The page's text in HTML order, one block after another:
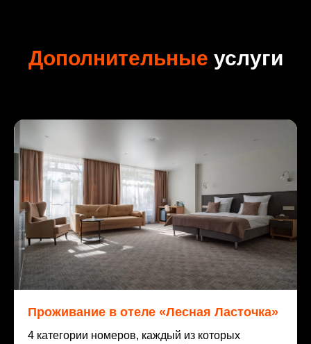
Дополнительные услуги
Проживание в отеле «Лесная Ласточка»
4 категории номеров, каждый из которых